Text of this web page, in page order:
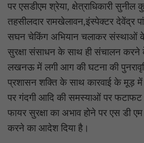
पर एसडीएम श्रेया, क्षेत्राधिकारी सुनील
तहसीलदार रामखेलावन,इंस्पेक्टर देवेंद्र
सघन चेकिंग अभियान चलाकर संस्थाओं
सुरक्षा संसाधन के साथ ही संचालन करने
लखनऊ में लगी आग की घटना की
प्रशासन शक्ति के साथ कारवाई के मूड़
पर गंदगी आदि की समस्याओं पर फटाफट
फायर सुरक्षा का अभाव होने पर एस डी एम
करने का आदेश दिया है।